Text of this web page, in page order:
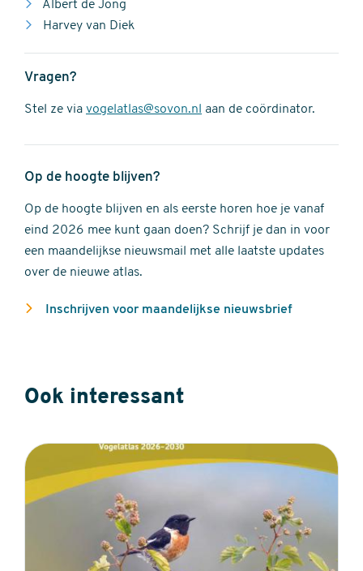
Albert de Jong
Harvey van Diek
Vragen?
Stel ze via vogelatlas@sovon.nl aan de coördinator.
Op de hoogte blijven?
Op de hoogte blijven en als eerste horen hoe je vanaf
eind 2026 mee kunt gaan doen? Schrijf je dan in voor
een maandelijkse nieuwsmail met alle laatste updates
over de nieuwe atlas.
Inschrijven voor maandelijkse nieuwsbrief
Ook interessant